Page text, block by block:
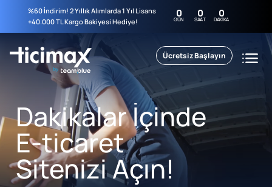
%60 İndirim! 2 Yıllık Alımlarda 1 Yıl Lisans
+40.000 TL Kargo Bakiyesi Hediye!
0
GÜN 0
SAAT 0
DAKIKA
Ücretsiz Başlayın
Dakikalar İçinde
E-ticaret
Sitenizi Açın!